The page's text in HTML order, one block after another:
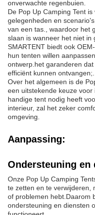
onverwachte regenbuien.
De Pop Up Camping Tent
gelegenheden en
van een tas., waardoor het
slaan is wanneer het niet in
SMARTENT biedt ook
hun tenten willen
ontwerp.het garanderen
efficiënt kunnen ontvangen;.
Over het algemeen is de
een uitstekende keuze
handige tent nodig heeft
interieur, zal het zeker
omgeving.
Aanpassing:
Ondersteuning en
Onze Pop Up Camping
te zetten en te verwijderen,
of problemen hebt.Daarom
ondersteuning en diensten